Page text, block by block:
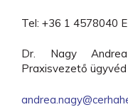
Tel: +36 1 4578040
Dr. Nagy Andrea
Praxisvezető ügyvéd